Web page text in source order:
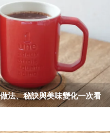
法、秘訣與美味變化一次看